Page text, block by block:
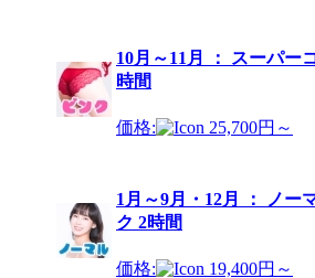
10月～11月 ： スーパー
時間
価格: 25,700円～
1月～9月・12月 ： ノー
ク 2時間
価格: 19,400円～